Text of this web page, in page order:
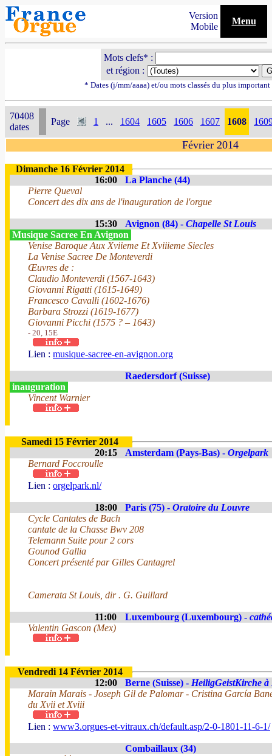
Version
Mobile
Menu
Mots clefs* :
et région :
* Dates (j/mm/aaaa) et/ou mots classés du plus
70408
dates
Page 1 ... 1604 1605 1606 1607 1608
Février 2014
Dimanche 16 Février 2014
16:00
La Planche (44)
Pierre Queval
Concert des dix ans de l'inauguration de l'orgue
15:30 Avignon (84) - Chapelle St Louis
Musique Sacree En Avignon
Venise Baroque Aux Xviieme Et Xviiieme Siecles
La Venise Sacree De Monteverdi
Œuvres de :
Claudio Monteverdi (1567-1643)
Giovanni Rigatti (1615-1649)
Francesco Cavalli (1602-1676)
Barbara Strozzi (1619-1677)
Giovanni Picchi (1575 ? – 1643)
- 20, 15E
Lien : musique-sacree-en-avignon.org
Raedersdorf (Suisse)
inauguration
Vincent Warnier
Samedi 15 Février 2014
20:15
Amsterdam (Pays-Bas) - Orgelpark
Bernard Foccroulle
Lien : orgelpark.nl/
18:00 Paris (75) - Oratoire du Louvre
Cycle Cantates de Bach
cantate de la Chasse Bwv 208
Telemann Suite pour 2 cors
Gounod Gallia
Concert présenté par Gilles Cantagrel
Camerata St Louis, dir . G. Guillard
11:00 Luxembourg (Luxembourg) -
Valentin Gascon (Mex)
Vendredi 14 Février 2014
12:00
Berne (Suisse) - HeiligGeistKirche à
Marain Marais - Joseph Gil de Palomar - Cristina García
du Xvii et Xviii
Lien : www3.orgues-et-vitraux.ch/default.asp/2-0-1801-11-6-1/
Combaillaux (34)